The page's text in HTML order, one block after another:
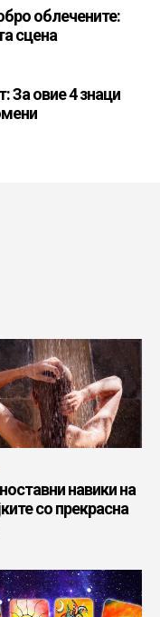
облечените:
сцена
За овие 4 знаци
навики на
со прекрасна